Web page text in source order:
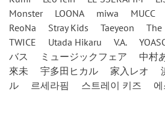
Monster
LOONA miwa MUCC
ReoNa
Stray Kids Taeyeon
The
TWICE
Utada Hikaru V.A.
バス
ミュージックフェア 中村
來未
宇多田ヒカル 家入レオ
ル
르세라핌 스트레이 키즈